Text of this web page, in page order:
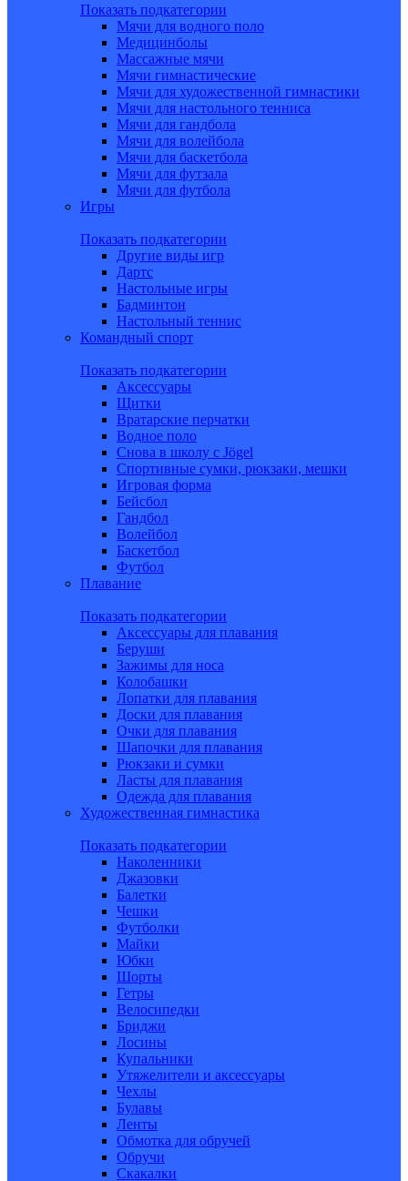
Показать подкатегории
Мячи для водного поло
Медицинболы
Массажные мячи
Мячи гимнастические
Мячи для художественной гимнастики
Мячи для настольного тенниса
Мячи для гандбола
Мячи для волейбола
Мячи для баскетбола
Мячи для футзала
Мячи для футбола
Игры
Показать подкатегории
Другие виды игр
Дартс
Настольные игры
Бадминтон
Настольный теннис
Командный спорт
Показать подкатегории
Аксессуары
Щитки
Вратарские перчатки
Водное поло
Снова в школу c Jögel
Спортивные сумки, рюкзаки, мешки
Игровая форма
Бейсбол
Гандбол
Волейбол
Баскетбол
Футбол
Плавание
Показать подкатегории
Аксессуары для плавания
Беруши
Зажимы для носа
Колобашки
Лопатки для плавания
Доски для плавания
Очки для плавания
Шапочки для плавания
Рюкзаки и сумки
Ласты для плавания
Одежда для плавания
Художественная гимнастика
Показать подкатегории
Наколенники
Джазовки
Балетки
Чешки
Футболки
Майки
Юбки
Шорты
Гетры
Велосипедки
Бриджи
Лосины
Купальники
Утяжелители и аксессуары
Чехлы
Булавы
Ленты
Обмотка для обручей
Обручи
Скакалки